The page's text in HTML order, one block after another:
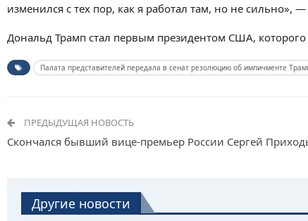
изменился с тех пор, как я работал там, но не сильно», —
Дональд Трамп стал первым президентом США,
Палата представителей передала в сенат резолюцию об импичменте
ПРЕДЫДУЩАЯ НОВОСТЬ
Скончался бывший вице-премьер России Сергей
Другие новости